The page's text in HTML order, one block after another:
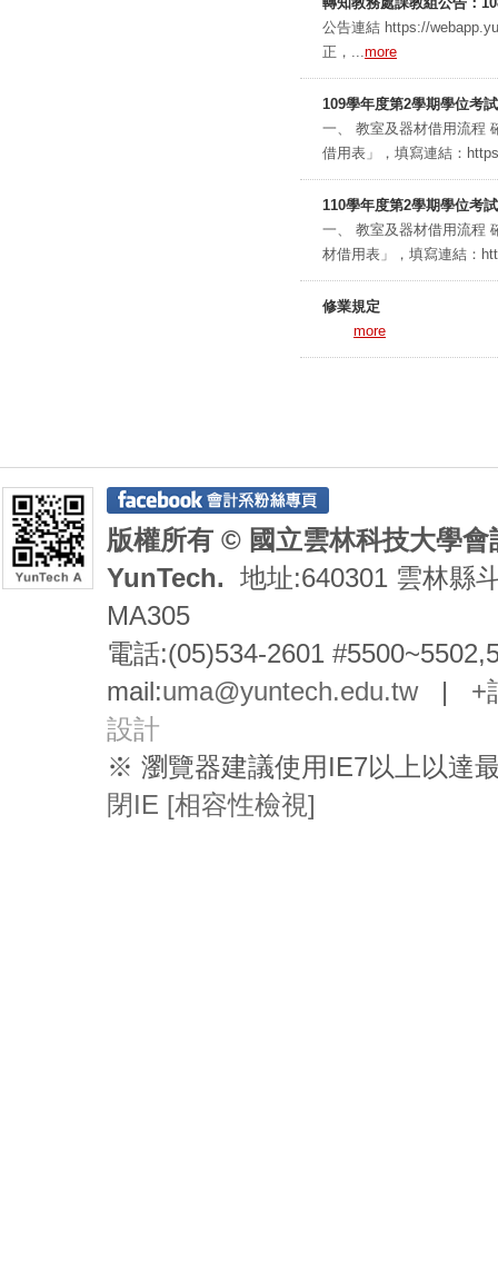
公告連結 https://
正，...more
109學年度第2學期學位考
一、 教室及器材借用流程
借用表」，填寫連結：
110學年度第2學期學位考
一、 教室及器材借用流程
材借用表」，填寫連結：
修業規定
more
版權所有 © 國立雲林科技大學
YunTech. 地址:640301 雲林縣
MA305
電話:(05)534-2601
mail:uma@yuntech.edu.tw| +
設計
※ 瀏覽器建議使用IE7以上以達
閉IE [相容性檢視]